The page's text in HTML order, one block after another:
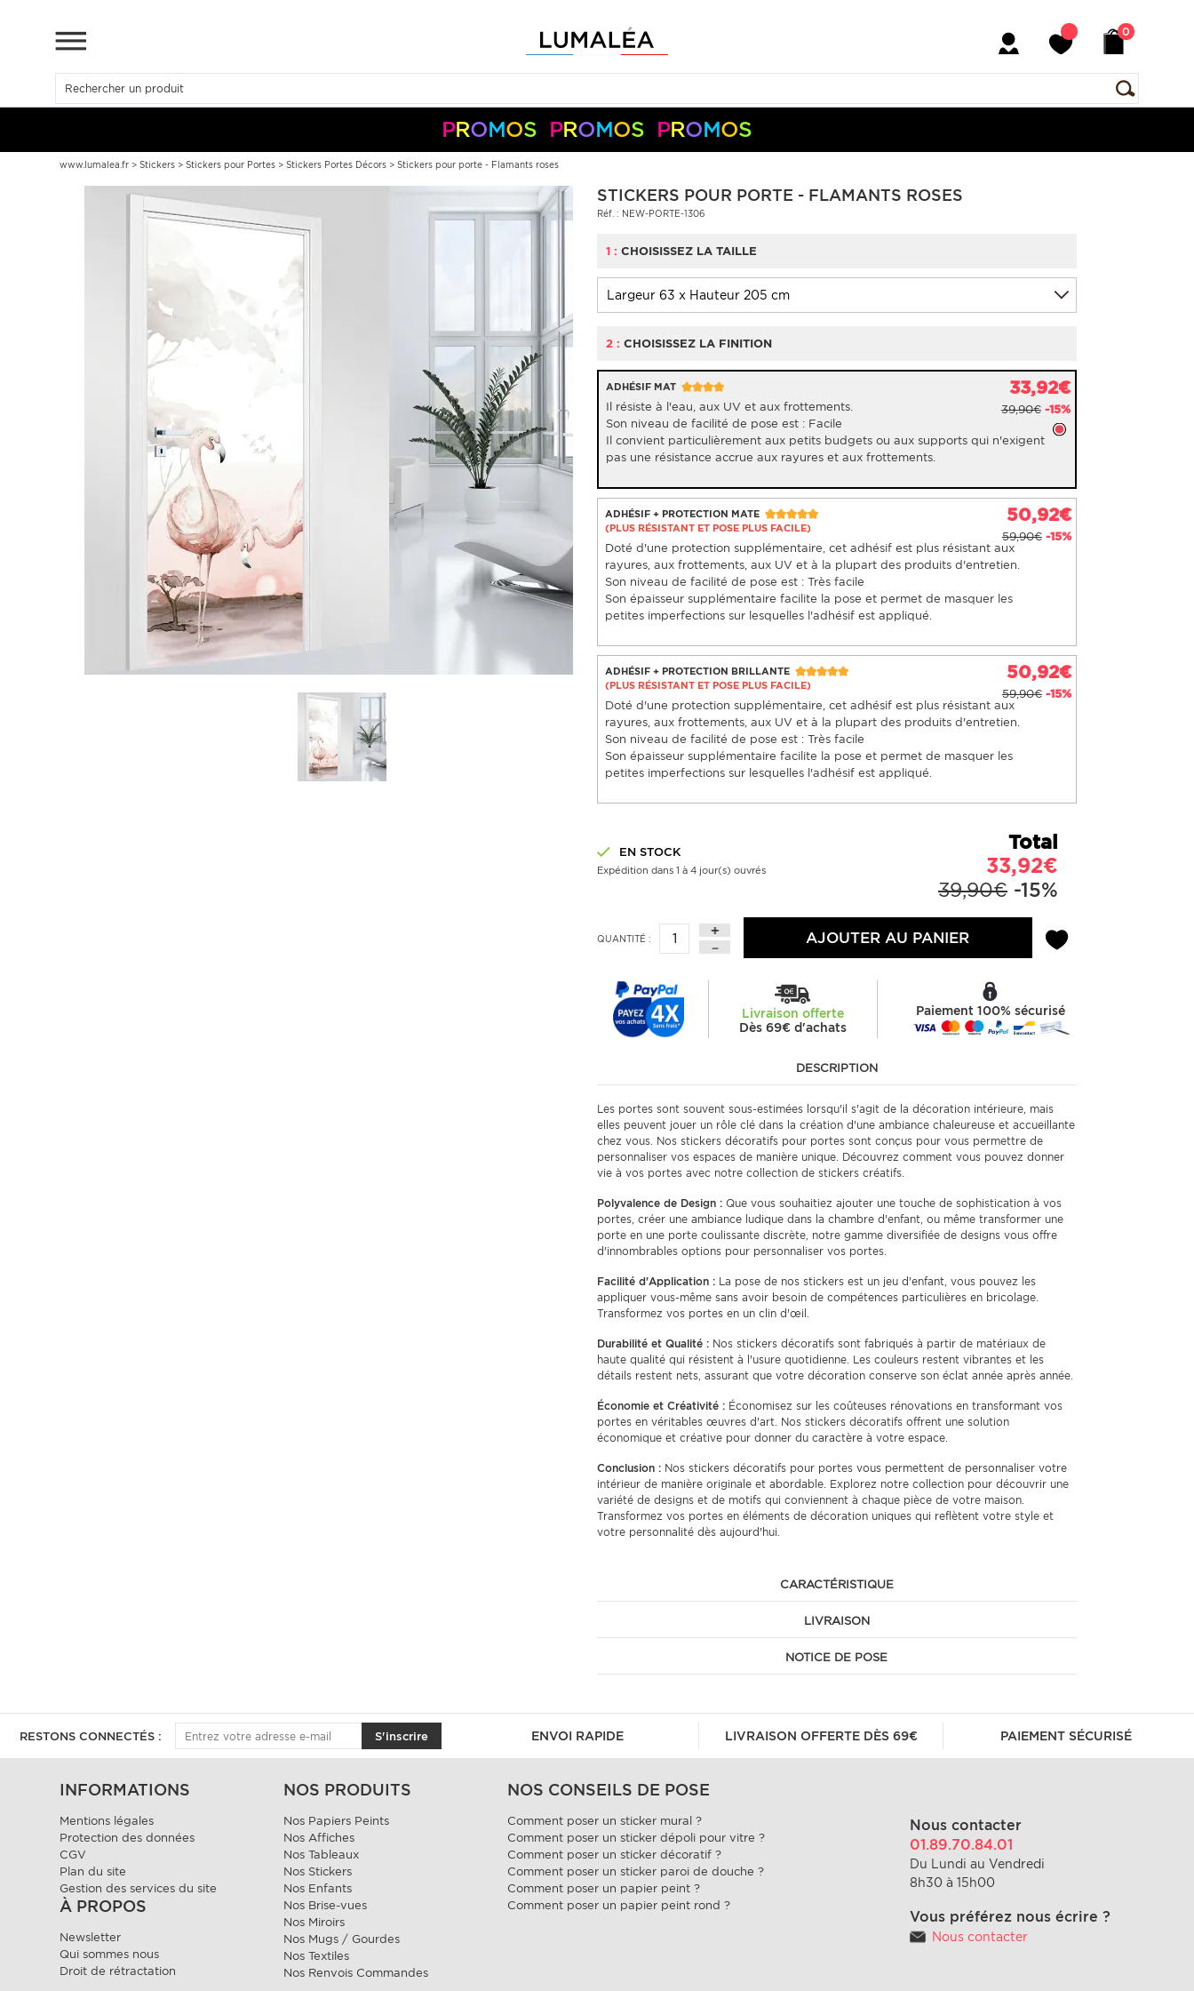
0
PROMOS PROMOS PROMOS
-5% en+ dès 50€code : S05050
-10% + 150€ S10150
PayPal
www.lumalea.fr >Stickers >Stickers pour Portes >Stickers Portes Décors >Stickers pour porte - Flamants roses
STICKERS POUR PORTE - FLAMANTS ROSES
Réf. : NEW-PORTE-1306
1 : CHOISISSEZ LA TAILLE
2 : CHOISISSEZ LA FINITION
ADHÉSIF MAT 33,92€
39,90€ -15%
Il résiste à l'eau, aux UV et aux frottements.
Son niveau de facilité de pose est : Facile
Il convient particulièrement aux petits budgets ou aux supports qui n'exigent
pas une résistance accrue aux rayures et aux frottements.
ADHÉSIF + PROTECTION MATE
(PLUS RÉSISTANT ET POSE PLUS FACILE)
50,92€
59,90€ -15%
Doté d'une protection supplémentaire, cet adhésif est plus résistant aux
rayures, aux frottements, aux UV et à la plupart des produits d'entretien.
Son niveau de facilité de pose est : Très facile
Son épaisseur supplémentaire facilite la pose et permet de masquer les
petites imperfections sur lesquelles l'adhésif est appliqué.
ADHÉSIF + PROTECTION BRILLANTE
(PLUS RÉSISTANT ET POSE PLUS FACILE)
50,92€
59,90€ -15%
Doté d'une protection supplémentaire, cet adhésif est plus résistant aux
rayures, aux frottements, aux UV et à la plupart des produits d'entretien.
Son niveau de facilité de pose est : Très facile
Son épaisseur supplémentaire facilite la pose et permet de masquer les
petites imperfections sur lesquelles l'adhésif est appliqué.
EN STOCK
Expédition dans 1 à 4 jour(s) ouvrés
Total
33,92€
39,90€ -15%
QUANTITÉ : AJOUTER AU PANIER
Livraison offerte
Dès 69€ d'achats
Paiement 100% sécurisé
DESCRIPTION
Les portes sont souvent sous-estimées lorsqu'il s'agit de la décoration intérieure, mais
elles peuvent jouer un rôle clé dans la création d'une ambiance chaleureuse et accueillante
chez vous. Nos stickers décoratifs pour portes sont conçus pour vous permettre de
personnaliser vos espaces de manière unique. Découvrez comment vous pouvez donner
vie à vos portes avec notre collection de stickers créatifs.
Polyvalence de Design : Que vous souhaitiez ajouter une touche de sophistication à vos
portes, créer une ambiance ludique dans la chambre d'enfant, ou même transformer une
porte en une porte coulissante discrète, notre gamme diversifiée de designs vous offre
d'innombrables options pour personnaliser vos portes.
Facilité d'Application : La pose de nos stickers est un jeu d'enfant, vous pouvez les
appliquer vous-même sans avoir besoin de compétences particulières en bricolage.
Transformez vos portes en un clin d'œil.
Durabilité et Qualité : Nos stickers décoratifs sont fabriqués à partir de matériaux de
haute qualité qui résistent à l'usure quotidienne. Les couleurs restent vibrantes et les
détails restent nets, assurant que votre décoration conserve son éclat année après année.
Économie et Créativité : Économisez sur les coûteuses rénovations en transformant vos
portes en véritables œuvres d'art. Nos stickers décoratifs offrent une solution
économique et créative pour donner du caractère à votre espace.
Conclusion : Nos stickers décoratifs pour portes vous permettent de personnaliser votre
intérieur de manière originale et abordable. Explorez notre collection pour découvrir une
variété de designs et de motifs qui conviennent à chaque pièce de votre maison.
Transformez vos portes en éléments de décoration uniques qui reflètent votre style et
votre personnalité dès aujourd'hui.
CARACTÉRISTIQUE
LIVRAISON
NOTICE DE POSE
RESTONS CONNECTÉS : S'inscrire ENVOI RAPIDE LIVRAISON OFFERTE DÈS 69€ PAIEMENT SÉCURISÉ
INFORMATIONS
Mentions légales
Protection des données
CGV
Plan du site
Gestion des services du site
À PROPOS
Newsletter
Qui sommes nous
Droit de rétractation
NOS PRODUITS
Nos Papiers Peints
Nos Affiches
Nos Tableaux
Nos Stickers
Nos Enfants
Nos Brise-vues
Nos Miroirs
Nos Mugs / Gourdes
Nos Textiles
Nos Renvois Commandes
NOS CONSEILS DE POSE
Comment poser un sticker mural ?
Comment poser un sticker dépoli pour vitre ?
Comment poser un sticker décoratif ?
Comment poser un sticker paroi de douche ?
Comment poser un papier peint ?
Comment poser un papier peint rond ?
Nous contacter
01.89.70.84.01
Du Lundi au Vendredi
8h30 à 15h00
Vous préférez nous écrire ?
Nous contacter